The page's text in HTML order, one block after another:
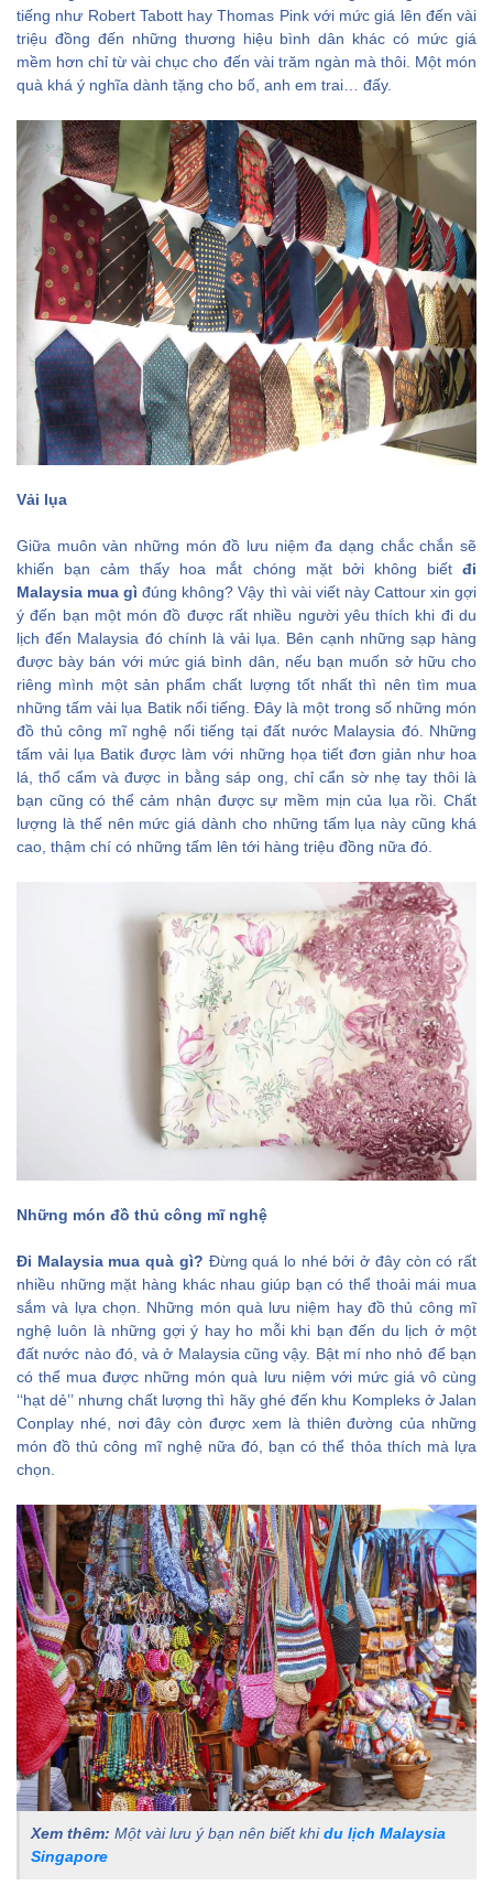
tiếng như Robert Tabott hay Thomas Pink với mức giá lên đến vài
triệu đồng đến những thương hiệu bình dân khác có mức giá
mềm hơn chỉ từ vài chục cho đến vài trăm ngàn mà thôi. Một món
quà khá ý nghĩa dành tặng cho bố, anh em trai… đấy.
Vải lụa
Giữa muôn vàn những món đồ lưu niệm đa dạng chắc chắn sẽ
khiến bạn cảm thấy hoa mắt chóng mặt bởi không biết đi
Malaysia mua gì đúng không? Vậy thì vài viết này Cattour xin gợi
ý đến bạn một món đồ được rất nhiều người yêu thích khi đi du
lịch đến Malaysia đó chính là vải lụa. Bên cạnh những sạp hàng
được bày bán với mức giá bình dân, nếu bạn muốn sở hữu cho
riêng mình một sản phẩm chất lượng tốt nhất thì nên tìm mua
những tấm vải lụa Batik nổi tiếng. Đây là một trong số những món
đồ thủ công mĩ nghệ nổi tiếng tại đất nước Malaysia đó. Những
tấm vải lụa Batik được làm với những họa tiết đơn giản như hoa
lá, thổ cẩm và được in bằng sáp ong, chỉ cẩn sờ nhẹ tay thôi là
bạn cũng có thể cảm nhận được sự mềm mịn của lụa rồi. Chất
lượng là thế nên mức giá dành cho những tấm lụa này cũng khá
cao, thậm chí có những tấm lên tới hàng triệu đồng nữa đó.
Những món đồ thủ công mĩ nghệ
Đi Malaysia mua quà gì? Đừng quá lo nhé bởi ở đây còn có rất
nhiều những mặt hàng khác nhau giúp bạn có thể thoải mái mua
sắm và lựa chọn. Những món quà lưu niệm hay đồ thủ công mĩ
nghệ luôn là những gợi ý hay ho mỗi khi bạn đến du lịch ở một
đất nước nào đó, và ở Malaysia cũng vậy. Bật mí nho nhỏ để bạn
có thể mua được những món quà lưu niệm với mức giá vô cùng
‘‘hạt dẻ’’ nhưng chất lượng thì hãy ghé đến khu Kompleks ở Jalan
Conplay nhé, nơi đây còn được xem là thiên đường của những
món đồ thủ công mĩ nghệ nữa đó, bạn có thể thỏa thích mà lựa
chọn.
Xem thêm: Một vài lưu ý bạn nên biết khidu lịch Malaysia
Singapore